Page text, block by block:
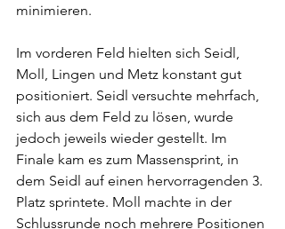
minimieren.
Im vorderen Feld hielten sich Seidl,
Moll, Lingen und Metz konstant gut
positioniert. Seidl versuchte mehrfach,
sich aus dem Feld zu lösen, wurde
jedoch jeweils wieder gestellt. Im
Finale kam es zum Massensprint, in
dem Seidl auf einen hervorragenden 3.
Platz sprintete. Moll machte in der
Schlussrunde noch mehrere Positionen